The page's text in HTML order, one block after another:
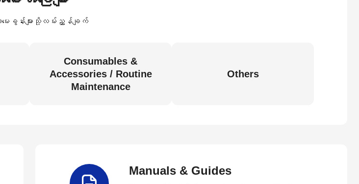
သောမေးခွန်းများသို့လမ်းညွှန်ချက်
Consumables &
Accessories / Routine
Maintenance
Others
Manuals & Guides